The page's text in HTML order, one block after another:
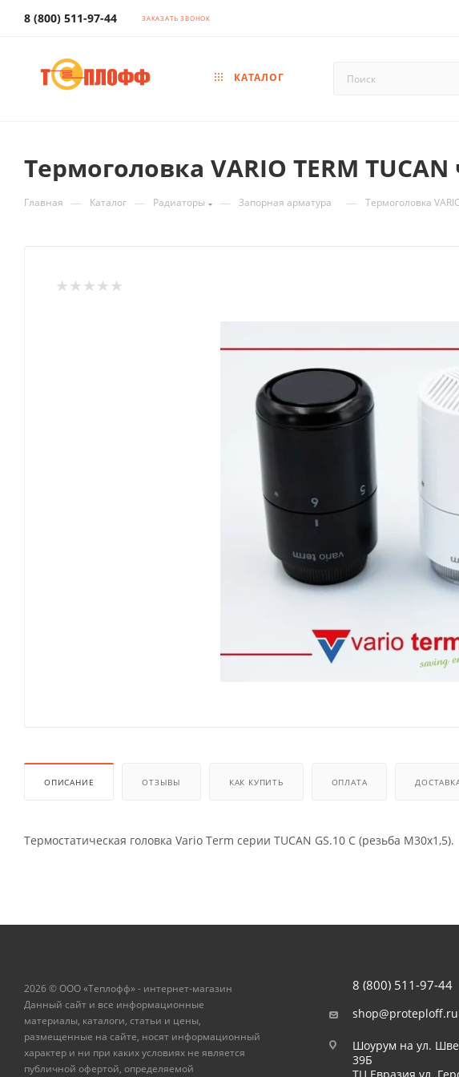
8 (800) 511-97-44 ЗАКАЗАТЬ ЗВОНОК
КАТАЛОГ
Термоголовка VARIO TERM
Главная — Каталог — Радиаторы — Запорная арматура — Термоголовка
ОПИСАНИЕ ОТЗЫВЫ КАК КУПИТЬ ОПЛАТА
Термостатическая головка Vario Term серии TUCAN GS.10 C (резьба M30x1,5).
2026 © ООО «Теплофф» - интернет-магазин
Данный сайт и все информационные
материалы, каталоги, статьи и цены,
размещенные на сайте, носят информационный
характер и ни при каких условиях не является
публичной офертой, определяемой
8 (800) 511-97-44
shop@proteploff.ru
Шоурум на ул.
39Б